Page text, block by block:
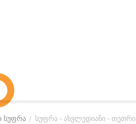
სუფრა / სუფრა - ახვლედიანი - თეთრი